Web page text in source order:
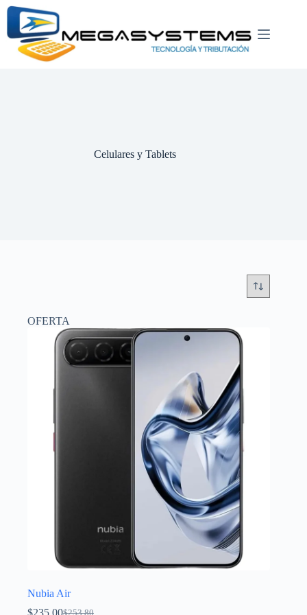
Saltar
contenido
Celulares y Tablets
OFERTA
Nubia Air
$253.80